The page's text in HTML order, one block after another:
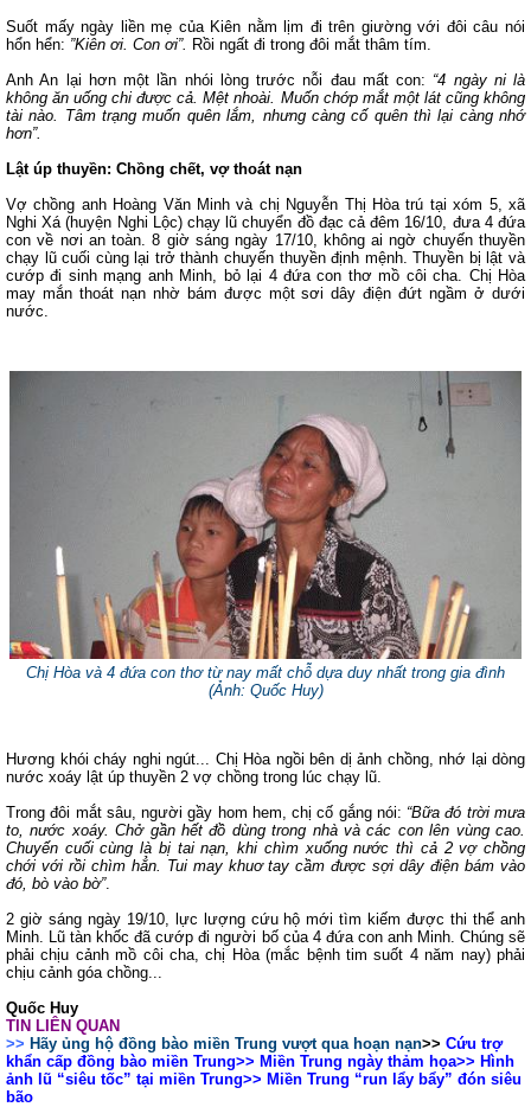
Suốt mấy ngày liền mẹ của Kiên nằm lịm đi trên giường với đôi câu nói
hổn hển: ”Kiên ơi. Con ơi”. Rồi ngất đi trong đôi mắt thâm tím.
Anh An lại hơn một lần nhói lòng trước nỗi đau mất con: “4 ngày ni là
không ăn uống chi được cả. Mệt nhoài. Muốn chớp mắt một lát cũng không
tài nào. Tâm trạng muốn quên lắm, nhưng càng cố quên thì lại càng nhớ
hơn”.
Lật úp thuyền: Chồng chết, vợ thoát nạn
Vợ chồng anh Hoàng Văn Minh và chị Nguyễn Thị Hòa trú tại xóm 5, xã
Nghi Xá (huyện Nghi Lộc) chạy lũ chuyển đồ đạc cả đêm 16/10, đưa 4 đứa
con về nơi an toàn. 8 giờ sáng ngày 17/10, không ai ngờ chuyến thuyền
chạy lũ cuối cùng lại trở thành chuyến thuyền định mệnh. Thuyền bị lật và
cướp đi sinh mạng anh Minh, bỏ lại 4 đứa con thơ mồ côi cha. Chị Hòa
may mắn thoát nạn nhờ bám được một sơi dây điện đứt ngầm ở dưới
nước.
Chị Hòa và 4 đứa con thơ từ nay mất chỗ dựa duy nhất trong gia đình
(Ảnh: Quốc Huy)
Hương khói cháy nghi ngút... Chị Hòa ngồi bên dị ảnh chồng, nhớ lại dòng
nước xoáy lật úp thuyền 2 vợ chồng trong lúc chạy lũ.
Trong đôi mắt sâu, người gầy hom hem, chị cố gắng nói: “Bữa đó trời mưa
to, nước xoáy. Chở gần hết đồ dùng trong nhà và các con lên vùng cao.
Chuyến cuối cùng là bị tai nạn, khi chìm xuống nước thì cả 2 vợ chồng
chới với rồi chìm hẳn. Tui may khuơ tay cầm được sợi dây điện bám vào
đó, bò vào bờ”.
2 giờ sáng ngày 19/10, lực lượng cứu hộ mới tìm kiếm được thi thể anh
Minh. Lũ tàn khốc đã cướp đi người bố của 4 đứa con anh Minh. Chúng sẽ
phải chịu cảnh mồ côi cha, chị Hòa (mắc bệnh tim suốt 4 năm nay) phải
chịu cảnh góa chồng...
Quốc Huy
TIN LIÊN QUAN
>> Hãy ủng hộ đồng bào miền Trung vượt qua hoạn nạn>> Cứu trợ
khẩn cấp đồng bào miền Trung>> Miền Trung ngày thảm họa>> Hình
ảnh lũ “siêu tốc” tại miền Trung>> Miền Trung “run lẩy bẩy” đón siêu
bão